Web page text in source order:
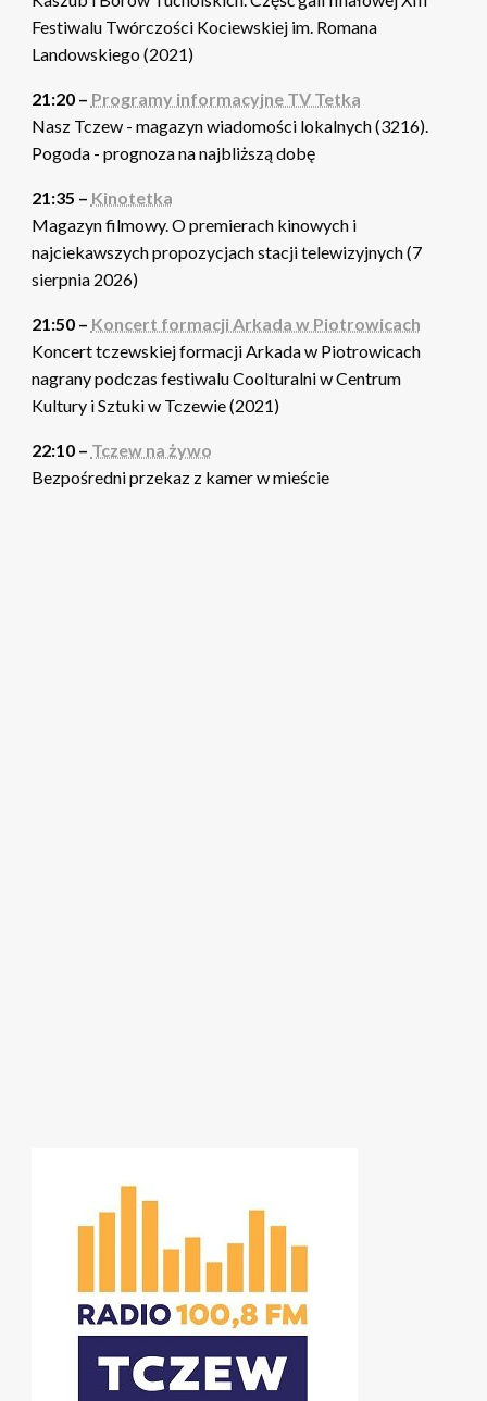
Festiwalu Twórczości Kociewskiej im. Romana
Landowskiego (2021)
21:20 – Programy informacyjne TV Tetka
Nasz Tczew - magazyn wiadomości lokalnych (3216).
Pogoda - prognoza na najbliższą dobę
21:35 – Kinotetka
Magazyn filmowy. O premierach kinowych i
najciekawszych propozycjach stacji telewizyjnych (7
sierpnia 2026)
21:50 – Koncert formacji Arkada w Piotrowicach
Koncert tczewskiej formacji Arkada w Piotrowicach
nagrany podczas festiwalu Coolturalni w Centrum
Kultury i Sztuki w Tczewie (2021)
22:10 – Tczew na żywo
Bezpośredni przekaz z kamer w mieście